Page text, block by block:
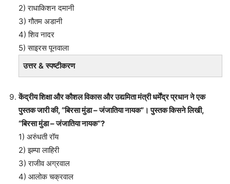
2) राधाकिशन दमानी
3) गौतम अडानी
4) शिव नादर
5) साइरस पूनवाला
उत्तर & स्पष्टीकरण
केंद्रीय शिक्षा और कौशल विकास और उद्यमिता मंत्री धर्मेंद्र प्रधान ने एक
पुस्तक जारी की, “बिरसा मुंडा – जंजातिया नायक”। पुस्तक किसने लिखी,
“बिरसा मुंडा – जंजातिया नायक”?
1) अरुंधती रॉय
2) झम्पा लाहिरी
3) राजीव अग्रवाल
4) आलोक चक्रवाल